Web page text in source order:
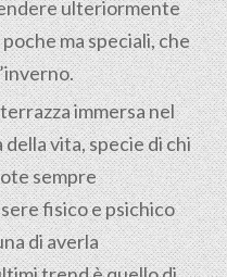
ulteriormente
ma speciali, che
immersa nel
vita, specie di chi
sempre
fisico e psichico
di averla